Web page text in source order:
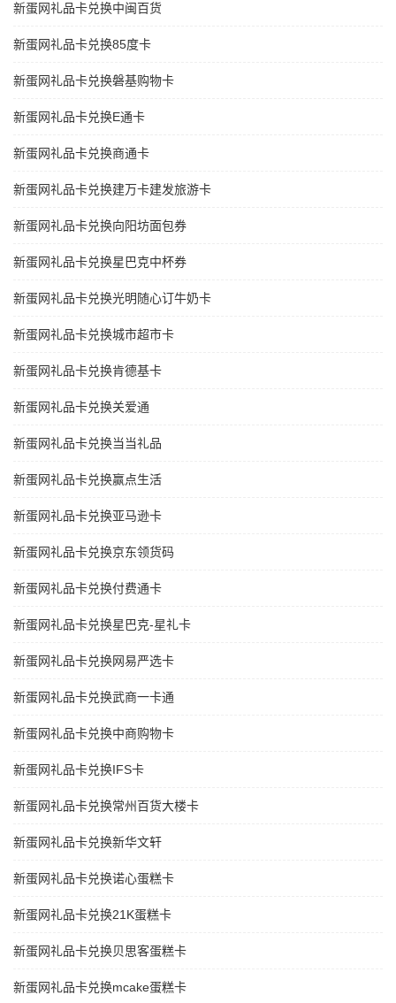
新蛋网礼品卡兑换中闽百货
新蛋网礼品卡兑换85度卡
新蛋网礼品卡兑换磐基购物卡
新蛋网礼品卡兑换E通卡
新蛋网礼品卡兑换商通卡
新蛋网礼品卡兑换建万卡建发旅游卡
新蛋网礼品卡兑换向阳坊面包券
新蛋网礼品卡兑换星巴克中杯券
新蛋网礼品卡兑换光明随心订牛奶卡
新蛋网礼品卡兑换城市超市卡
新蛋网礼品卡兑换肯德基卡
新蛋网礼品卡兑换关爱通
新蛋网礼品卡兑换当当礼品
新蛋网礼品卡兑换赢点生活
新蛋网礼品卡兑换亚马逊卡
新蛋网礼品卡兑换京东领货码
新蛋网礼品卡兑换付费通卡
新蛋网礼品卡兑换星巴克-星礼卡
新蛋网礼品卡兑换网易严选卡
新蛋网礼品卡兑换武商一卡通
新蛋网礼品卡兑换中商购物卡
新蛋网礼品卡兑换IFS卡
新蛋网礼品卡兑换常州百货大楼卡
新蛋网礼品卡兑换新华文轩
新蛋网礼品卡兑换诺心蛋糕卡
新蛋网礼品卡兑换21K蛋糕卡
新蛋网礼品卡兑换贝思客蛋糕卡
新蛋网礼品卡兑换mcake蛋糕卡